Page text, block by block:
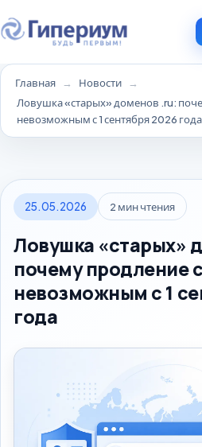
Главная
Новости
Ловушка «старых» доменов .ru:
невозможным с 1 сентября 2026 года
25.05.2026 2 мин чтения
Ловушка «старых»
почему продление
невозможным с 1
года